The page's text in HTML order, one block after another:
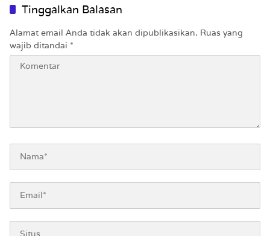
Tinggalkan Balasan
Alamat email Anda tidak akan dipublikasikan. Ruas yang
wajib ditandai *